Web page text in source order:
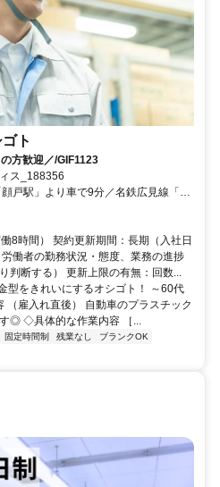
ト
方歓迎／/GIF1123
ス_188356
戸駅」より車で9分／名鉄広見線「御
8時間） 契約更新期間：長期（入社日
働者の勤務状況・態度、業務の進捗
判断する） 更新上限の有無：回数...
をきれいにするオシゴト！ ～60代
雇入れ直後） 自動車のプラスチック
◎ ◇具体的な作業内容 ［...
固定時間制 残業なし
ブランクOK